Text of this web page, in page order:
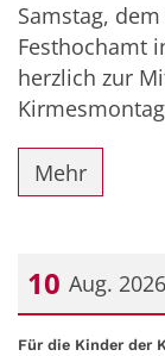
Samstag,
Festhochamt
herzlich zur
Mehr
10 Aug. 2026
Datum: 10.
Für die Kinder der